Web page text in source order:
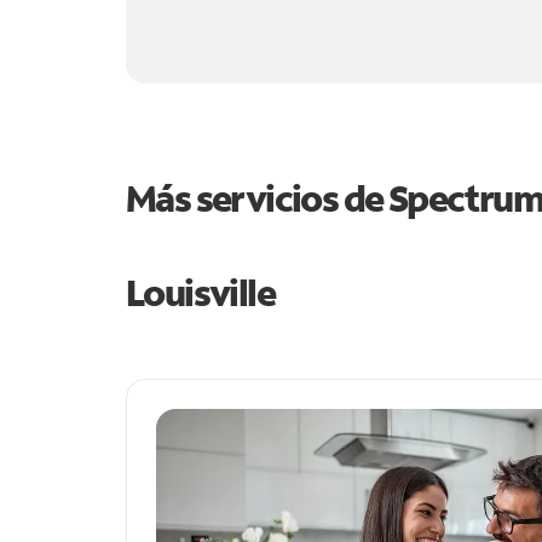
Más servicios de
Louisville